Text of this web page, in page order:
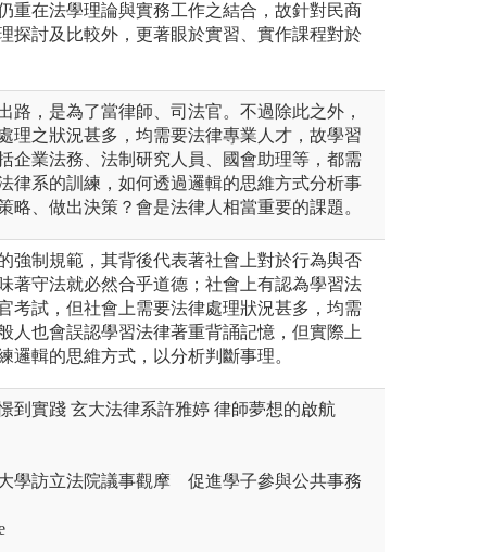
重在法學理論與實務工作之結合，故針對民商
探討及比較外，更著眼於實習、實作課程對於
路，是為了當律師、司法官。不過除此之外，
理之狀況甚多，均需要法律專業人才，故學習
企業法務、法制研究人員、國會助理等，都需
律系的訓練，如何透過邏輯的思維方式分析事
略、做出決策？會是法律人相當重要的課題。
強制規範，其背後代表著社會上對於行為與否
著守法就必然合乎道德；社會上有認為學習法
考試，但社會上需要法律處理狀況甚多，均需
人也會誤認學習法律著重背誦記憶，但實際上
邏輯的思維方式，以分析判斷事理。
到實踐 玄大法律系許雅婷 律師夢想的啟航
學訪立法院議事觀摩 促進學子參與公共事務